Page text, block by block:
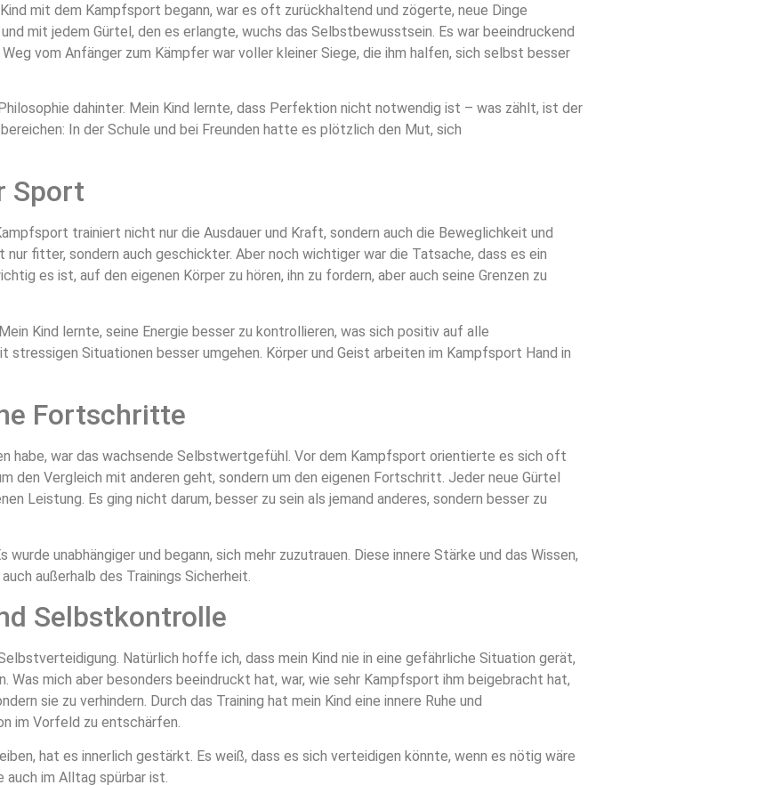
mit dem Kampfsport begann, war es oft zurückhaltend und zögerte, neue Dinge
mit jedem Gürtel, den es erlangte, wuchs das Selbstbewusstsein. Es war beeindruckend
vom Anfänger zum Kämpfer war voller kleiner Siege, die ihm halfen, sich selbst besser
dahinter. Mein Kind lernte, dass Perfektion nicht notwendig ist – was zählt, ist der
In der Schule und bei Freunden hatte es plötzlich den Mut, sich
Sport
trainiert nicht nur die Ausdauer und Kraft, sondern auch die Beweglichkeit und
nur fitter, sondern auch geschickter. Aber noch wichtiger war die Tatsache, dass es ein
es ist, auf den eigenen Körper zu hören, ihn zu fordern, aber auch seine Grenzen zu
Kind lernte, seine Energie besser zu kontrollieren, was sich positiv auf alle
Situationen besser umgehen. Körper und Geist arbeiten im Kampfsport Hand in
Fortschritte
habe, war das wachsende Selbstwertgefühl. Vor dem Kampfsport orientierte es sich oft
den Vergleich mit anderen geht, sondern um den eigenen Fortschritt. Jeder neue Gürtel
Leistung. Es ging nicht darum, besser zu sein als jemand anderes, sondern besser zu
unabhängiger und begann, sich mehr zuzutrauen. Diese innere Stärke und das Wissen,
außerhalb des Trainings Sicherheit.
Selbstkontrolle
Natürlich hoffe ich, dass mein Kind nie in eine gefährliche Situation gerät,
mich aber besonders beeindruckt hat, war, wie sehr Kampfsport ihm beigebracht hat,
sie zu verhindern. Durch das Training hat mein Kind eine innere Ruhe und
im Vorfeld zu entschärfen.
hat es innerlich gestärkt. Es weiß, dass es sich verteidigen könnte, wenn es nötig wäre
auch im Alltag spürbar ist.